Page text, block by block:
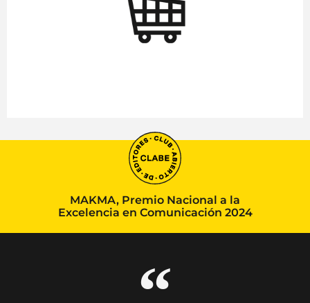
MAKMA, Premio Nacional a la
Excelencia en Comunicación 2024